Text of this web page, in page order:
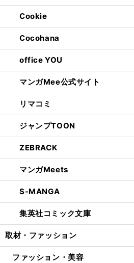
Cookie
Cocohana
office YOU
マンガMee公式サイト
リマコミ
ジャンプTOON
ZEBRACK
マンガMeets
S-MANGA
集英社コミック文庫
取材・ファッション
ファッション・美容